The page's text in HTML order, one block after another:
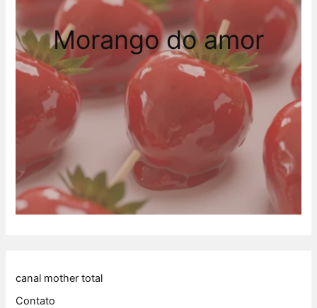
Morango do amor
canal mother total
Contato